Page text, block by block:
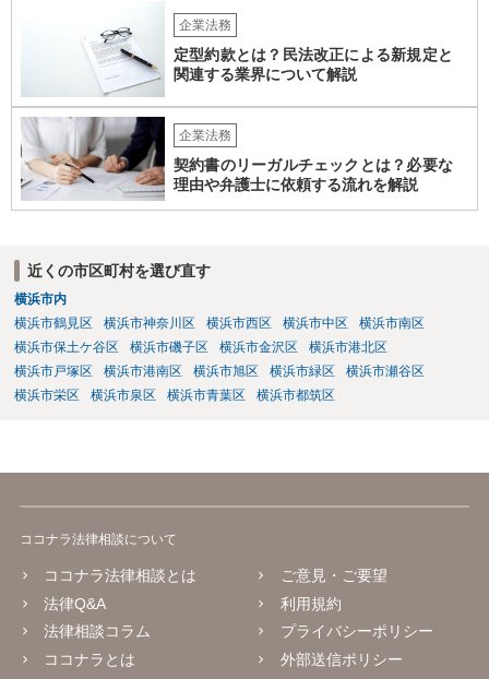
企業法務
定型約款とは？民法改正による新規定と
関連する業界について解説
企業法務
契約書のリーガルチェックとは？必要な
理由や弁護士に依頼する流れを解説
近くの市区町村を選び直す
横浜市内
横浜市鶴見区
横浜市神奈川区 横浜市西区 横浜市中区
横浜市南区
横浜市保土ケ谷区
横浜市磯子区 横浜市金沢区
横浜市港北区
横浜市戸塚区
横浜市港南区 横浜市旭区 横浜市緑区
横浜市瀬谷区
横浜市栄区
横浜市泉区 横浜市青葉区 横浜市都筑区
ココナラ法律相談について
ココナラ法律相談とは
法律Q&A
法律相談コラム
ココナラとは
ご意見・ご要望
利用規約
プライバシーポリシー
外部送信ポリシー